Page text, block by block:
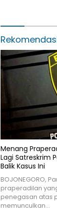
Menang
Lagi Satreskrim
Balik Kasus Ini
BOJONEGORO,
praperadilan
penegasan atas
memunculkan…